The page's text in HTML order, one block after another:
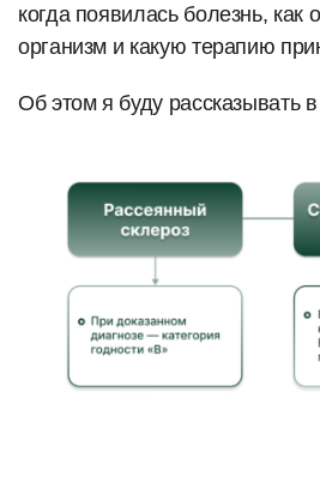
когда появилась болезнь, как
организм и какую терапию
Об этом я буду рассказывать